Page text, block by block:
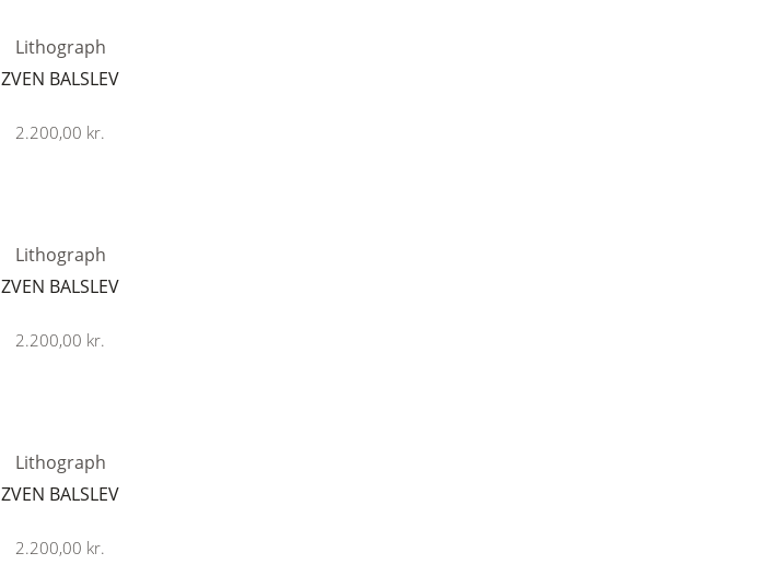
Lithograph
ZVEN BALSLEV
2.200,00 kr.
Lithograph
ZVEN BALSLEV
2.200,00 kr.
Lithograph
ZVEN BALSLEV
2.200,00 kr.